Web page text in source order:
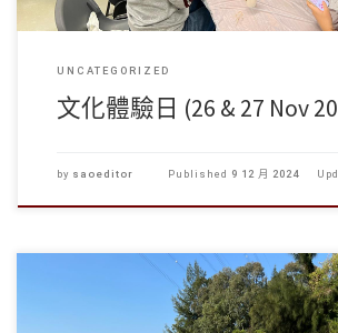
UNCATEGORIZED
文化體驗日 (26 & 27 Nov
by saoeditor Published 9 12 月 2024